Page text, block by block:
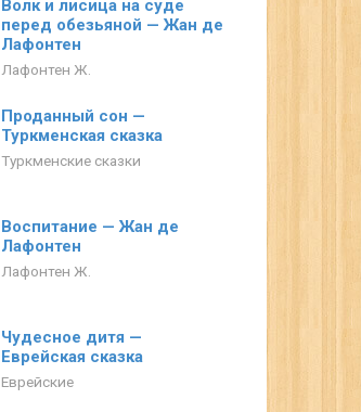
Волк и лисица на суде
перед обезьяной — Жан де
Лафонтен
Лафонтен Ж.
Проданный сон —
Туркменская сказка
Туркменские сказки
Воспитание — Жан де
Лафонтен
Лафонтен Ж.
Чудесное дитя —
Еврейская сказка
Еврейские